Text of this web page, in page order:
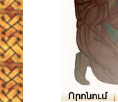
Որոնում